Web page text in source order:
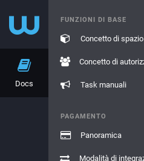
Docs
FUNZIONI DI BASE
Concetto di spazio
Task manuali
PAGAMENTO
Panoramica